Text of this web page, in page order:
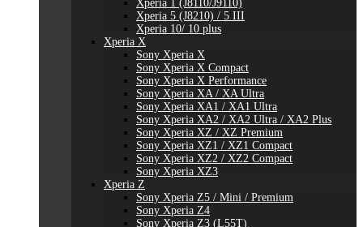
Xperia 1 (J8110/J9110)
Xperia 5 (J8210) / 5 III
Xperia 10/ 10 plus
Xperia X
Sony Xperia X
Sony Xperia X Compact
Sony Xperia X Performance
Sony Xperia XA / XA Ultra
Sony Xperia XA1 / XA1 Ultra
Sony Xperia XA2 / XA2 Ultra / XA2 Plus
Sony Xperia XZ / XZ Premium
Sony Xperia XZ1 / XZ1 Compact
Sony Xperia XZ2 / XZ2 Compact
Sony Xperia XZ3
Xperia Z
Sony Xperia Z5 / Mini / Premium
Sony Xperia Z4
Sony Xperia Z3 (L55T)